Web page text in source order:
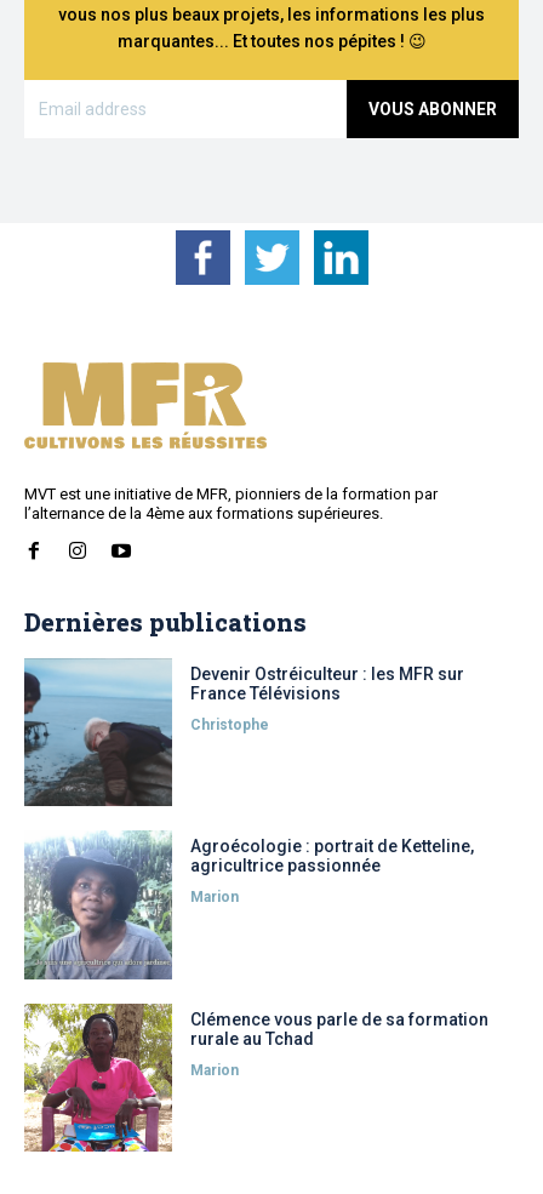
vous nos plus beaux projets, les informations les plus
marquantes... Et toutes nos pépites ! 😉
VOUS ABONNER
MVT est une initiative de MFR, pionniers de la formation par
l’alternance de la 4ème aux formations supérieures.
Dernières publications
Devenir Ostréiculteur : les MFR sur
France Télévisions
Christophe
Agroécologie : portrait de Ketteline,
agricultrice passionnée
Marion
Clémence vous parle de sa formation
rurale au Tchad
Marion